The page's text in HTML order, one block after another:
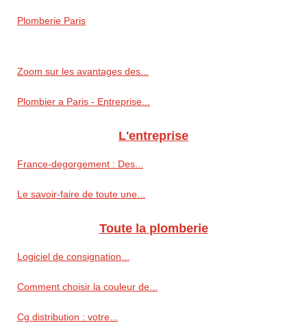
Plomberie Paris
Zoom sur les avantages des...
Plombier a Paris - Entreprise...
L'entreprise
France-degorgement : Des...
Le savoir-faire de toute une...
Toute la plomberie
Logiciel de consignation...
Comment choisir la couleur de...
Cg distribution : votre...